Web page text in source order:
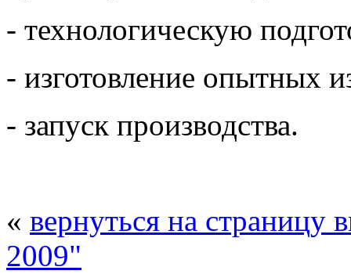
- технологическую
- изготовление опытных
- запуск производства.
« вернуться на страницу
2009"